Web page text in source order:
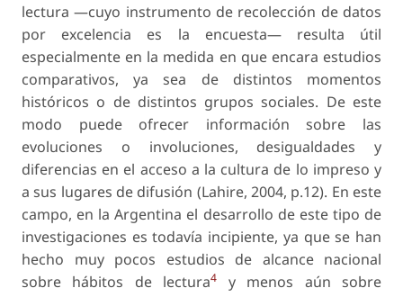
lectura —cuyo instrumento de recolección de datos
por excelencia es la encuesta— resulta útil
especialmente en la medida en que encara estudios
comparativos, ya sea de distintos momentos
históricos o de distintos grupos sociales. De este
modo puede ofrecer información sobre las
evoluciones o involuciones, desigualdades y
diferencias en el acceso a la cultura de lo impreso y
a sus lugares de difusión (Lahire, 2004, p.12). En este
campo, en la Argentina el desarrollo de este tipo de
investigaciones es todavía incipiente, ya que se han
hecho muy pocos estudios de alcance nacional
sobre hábitos de lectura4
y menos aún sobre